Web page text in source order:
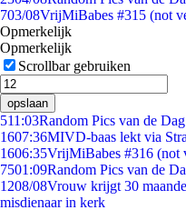
703/08VrijMiBabes #315 (not
Opmerkelijk
Opmerkelijk
Scrollbar gebruiken
opslaan
511:03Random Pics van de
1607:36MIVD-baas lekt via
1606:35VrijMiBabes #316 (not
7501:09Random Pics van de
1208/08Vrouw krijgt 30
misdienaar in kerk